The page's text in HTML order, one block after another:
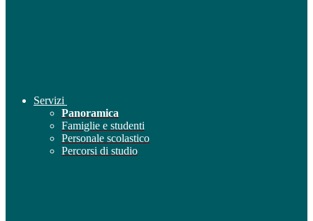
Servizi
Panoramica
Famiglie e studenti
Personale scolastico
Percorsi di studio